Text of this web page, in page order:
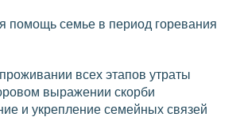
помощь семье в период горевания
всех этапов утраты
выражении скорби
и укрепление семейных связей